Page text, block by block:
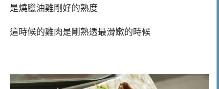
是燒臘油雞剛好的熟度
這時候的雞肉是剛熟透最滑嫩的時候